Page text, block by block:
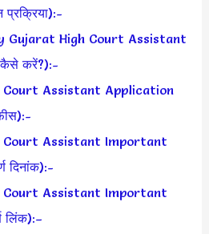
Gujarat High Court Assistant
करें?):-
Court Assistant Application
Court Assistant Important
दिनांक):-
Court Assistant Important
लिंक):–